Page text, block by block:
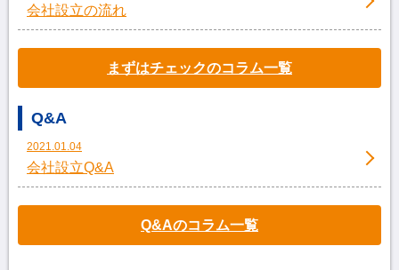
会社設立の流れ
まずはチェックのコラム一覧
Q&A
2021.01.04
会社設立Q&A
Q&Aのコラム一覧